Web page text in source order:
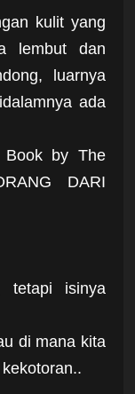
kulit yang
lembut dan
luarnya
ada
Book by The
DARI
tetapi isinya
di mana kita